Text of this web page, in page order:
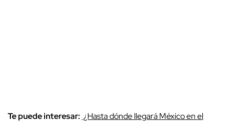
Te puede interesar: ¿Hasta dónde llegará México en el